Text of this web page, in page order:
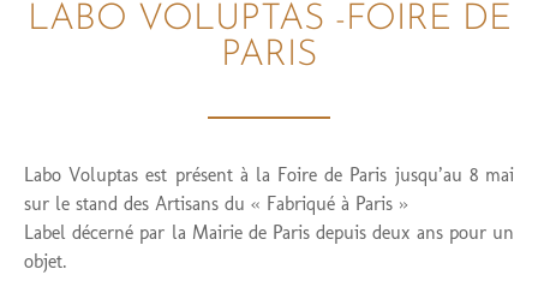
LABO VOLUPTAS -FOIRE DE
PARIS
Labo Voluptas est présent à la Foire de Paris jusqu’au 8 mai
sur le stand des Artisans du « Fabriqué à Paris »
Label décerné par la Mairie de Paris depuis deux ans pour un
objet.